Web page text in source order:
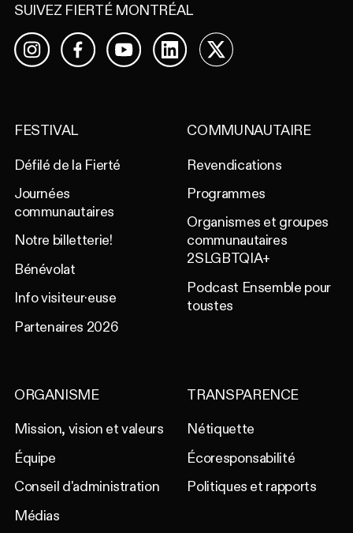
SUIVEZ FIERTÉ MONTRÉAL
InstagramFacebookYouTubeLinkedIn
X
FESTIVAL
Défilé de la Fierté
Journées
communautaires
Notre billetterie!
Bénévolat
Info visiteur·euse
Partenaires 2026
COMMUNAUTAIRE
Revendications
Programmes
Organismes et groupes
communautaires
2SLGBTQIA+
Podcast Ensemble pour
toustes
ORGANISME
Mission, vision et valeurs
Équipe
Conseil d'administration
Médias
TRANSPARENCE
Nétiquette
Écoresponsabilité
Politiques et rapports